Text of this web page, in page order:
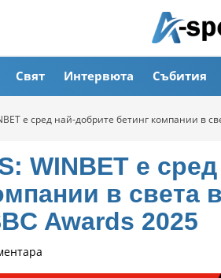
Свят Интервюта Събития
е сред най-добрите бетинг компании в
WINBET е
в света в
Awards 2025